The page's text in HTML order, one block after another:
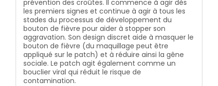
prévention des croûtes. Il commence à agir dès
les premiers signes et continue à agir à tous les
stades du processus de développement du
bouton de fièvre pour aider à stopper son
aggravation. Son design discret aide à masquer le
bouton de fièvre (du maquillage peut être
appliqué sur le patch) et à réduire ainsi la gêne
sociale. Le patch agit également comme un
bouclier viral qui réduit le risque de
contamination.